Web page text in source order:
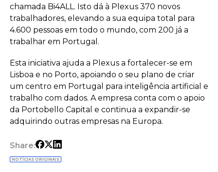
chamada Bi4ALL. Isto dá à Plexus 370 novos
trabalhadores, elevando a sua equipa total para
4.600 pessoas em todo o mundo, com 200 já a
trabalhar em Portugal.
Esta iniciativa ajuda a Plexus a fortalecer-se em
Lisboa e no Porto, apoiando o seu plano de criar
um centro em Portugal para inteligência artificial e
trabalho com dados. A empresa conta com o apoio
da Portobello Capital e continua a expandir-se
adquirindo outras empresas na Europa.
Share:
NOTÍCIAS ORIGINAIS